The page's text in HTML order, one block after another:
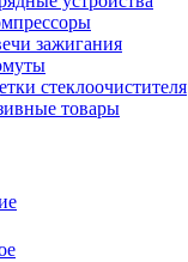
зажигания
стеклоочистителя
товары